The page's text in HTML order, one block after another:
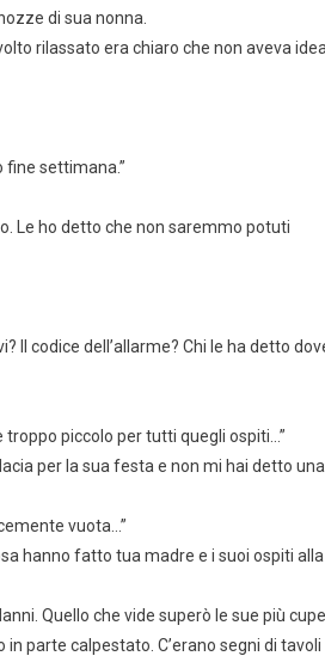
di sua nonna.
rilassato era chiaro che non aveva
fine settimana.”
Le ho detto che non saremmo potuti
Il codice dell’allarme? Chi le ha detto
piccolo per tutti quegli ospiti…”
per la sua festa e non mi hai detto una
vuota…”
hanno fatto tua madre e i suoi ospiti alla
Quello che vide superò le sue più cupe
parte calpestato. C’erano segni di tavoli